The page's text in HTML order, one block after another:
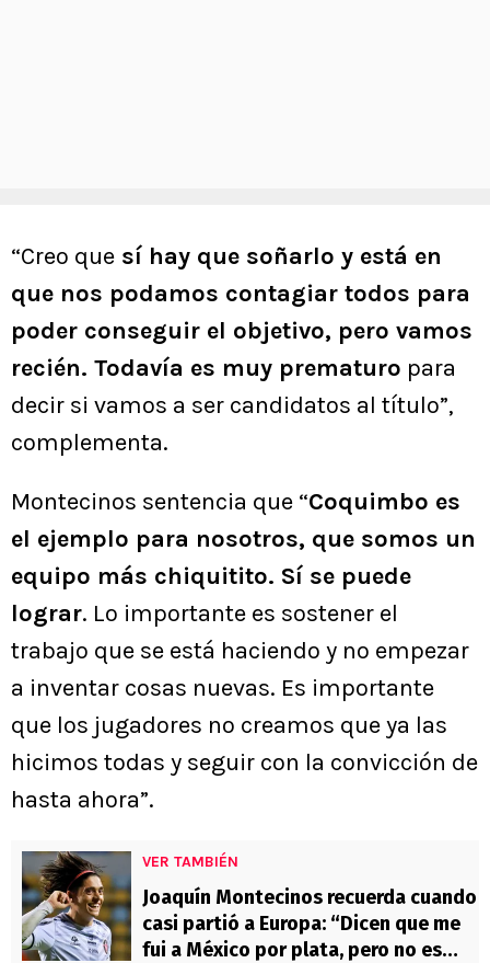
“Creo que sí hay que soñarlo y está en
que nos podamos contagiar todos para
poder conseguir el objetivo, pero vamos
recién. Todavía es muy prematuro para
decir si vamos a ser candidatos al título”,
complementa.
Montecinos sentencia que “Coquimbo es
el ejemplo para nosotros, que somos un
equipo más chiquitito. Sí se puede
lograr. Lo importante es sostener el
trabajo que se está haciendo y no empezar
a inventar cosas nuevas. Es importante
que los jugadores no creamos que ya las
hicimos todas y seguir con la convicción de
hasta ahora”.
VER TAMBIÉN
Joaquín Montecinos recuerda cuando
casi partió a Europa: “Dicen que me
fui a México por plata, pero no es